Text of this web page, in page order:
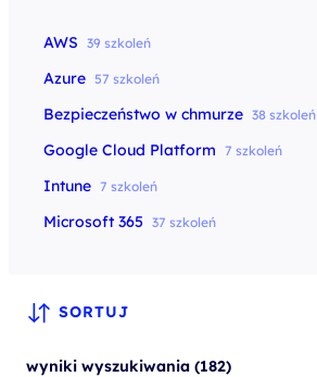
AWS 39 szkoleń
Azure 57 szkoleń
Bezpieczeństwo w chmurze 38 szkoleń
Google Cloud Platform 7 szkoleń
Intune 7 szkoleń
Microsoft 365 37 szkoleń
SORTUJ
wyniki wyszukiwania (182)